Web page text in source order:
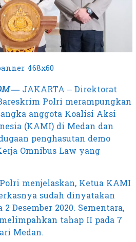
—JAKARTA – Direktorat
Polri merampungkan
anggota Koalisi Aksi
(KAMI) di Medan dan
penghasutan demo
Omnibus Law yang
menjelaskan, Ketua KAMI
sudah dinyatakan
Desember 2020. Sementara,
tahap II pada 7
Medan.